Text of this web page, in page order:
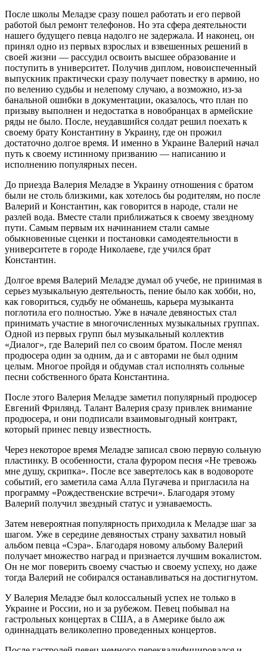
После школы Меладзе сразу пошел работать и его первой
работой был ремонт телефонов. Но эта сфера деятельности
нашего будущего певца надолго не задержала. И наконец, он
принял одно из первых взрослых и взвешенных решений в
своей жизни — рассудил освоить высшее образование и
поступить в университет. Получив диплом, новоиспеченный
выпускник практически сразу получает повестку в армию, но
по велению судьбы и нелепому случаю, а возможно, из-за
банальной ошибки в документации, оказалось, что план по
призыву выполнен и недостатка в новобранцах в армейские
ряды не было. После, неудавшийся солдат решил поехать к
своему брату Константину в Украину, где он прожил
достаточно долгое время. И именно в Украине Валерий начал
путь к своему истинному призванию — написанию и
исполнению популярных песен.
До приезда Валерия Меладзе в Украину отношения с братом
были не столь близкими, как хотелось бы родителям, но после
Валерий и Константин, как говорится в народе, стали не
разлей вода. Вместе стали приближаться к своему звездному
пути. Самым первым их начинанием стали самые
обыкновенные сценки и постановки самодеятельности в
университете в городе Николаеве, где учился брат
Константин.
Долгое время Валерий Меладзе думал об учебе, не принимая в
серьез музыкальную деятельность, пение было как хобби, но,
как говориться, судьбу не обманешь, карьера музыканта
поглотила его полностью. Уже в начале девяностых стал
принимать участие в многочисленных музыкальных группах.
Одной из первых групп был музыкальный коллектив
«Диалог», где Валерий пел со своим братом. После менял
продюсера один за одним, да и с авторами не был одним
целым. Многое пройдя и обдумав стал исполнять сольные
песни собственного брата Константина.
После этого Валерия Меладзе заметил популярный продюсер
Евгений Фрилянд. Талант Валерия сразу привлек внимание
продюсера, и они подписали взаимовыгодный контракт,
который принес певцу известность.
Через некоторое время Меладзе записал свою первую сольную
пластинку. В особенности, стала фурором песня «Не тревожь
мне душу, скрипка». После все завертелось как в водовороте
событий, его заметила сама Алла Пугачева и пригласила на
программу «Рождественские встречи». Благодаря этому
Валерий получил звездный статус и узнаваемость.
Затем невероятная популярность приходила к Меладзе шаг за
шагом. Уже в середине девяностых страну захватил новый
альбом певца «Сэра». Благодаря новому альбому Валерий
получает множество наград и признается лучшим вокалистом.
Он не мог поверить своему счастью и своему успеху, но даже
тогда Валерий не собирался останавливаться на достигнутом.
У Валерия Меладзе был колоссальный успех не только в
Украине и России, но и за рубежом. Певец побывал на
гастрольных концертах в США, а в Америке было аж
одиннадцать великолепно проведенных концертов.